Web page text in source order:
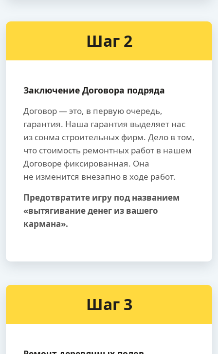
Шаг 2
Заключение Договора подряда
Договор — это, в первую очередь,
гарантия. Наша гарантия выделяет нас
из сонма строительных фирм. Дело в том,
что стоимость ремонтных работ в нашем
Договоре фиксированная. Она
не изменится внезапно в ходе работ.
Предотвратите игру под названием
«вытягивание денег из вашего
кармана».
Шаг 3